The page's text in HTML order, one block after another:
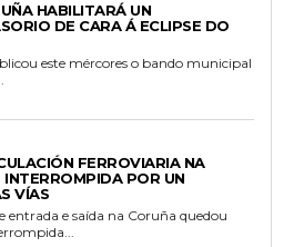
HABILITARÁ UN
DE CARA Á ECLIPSE DO
este mércores o bando municipal
FERROVIARIA NA
POR UN
VÍAS
entrada e saída na Coruña quedou